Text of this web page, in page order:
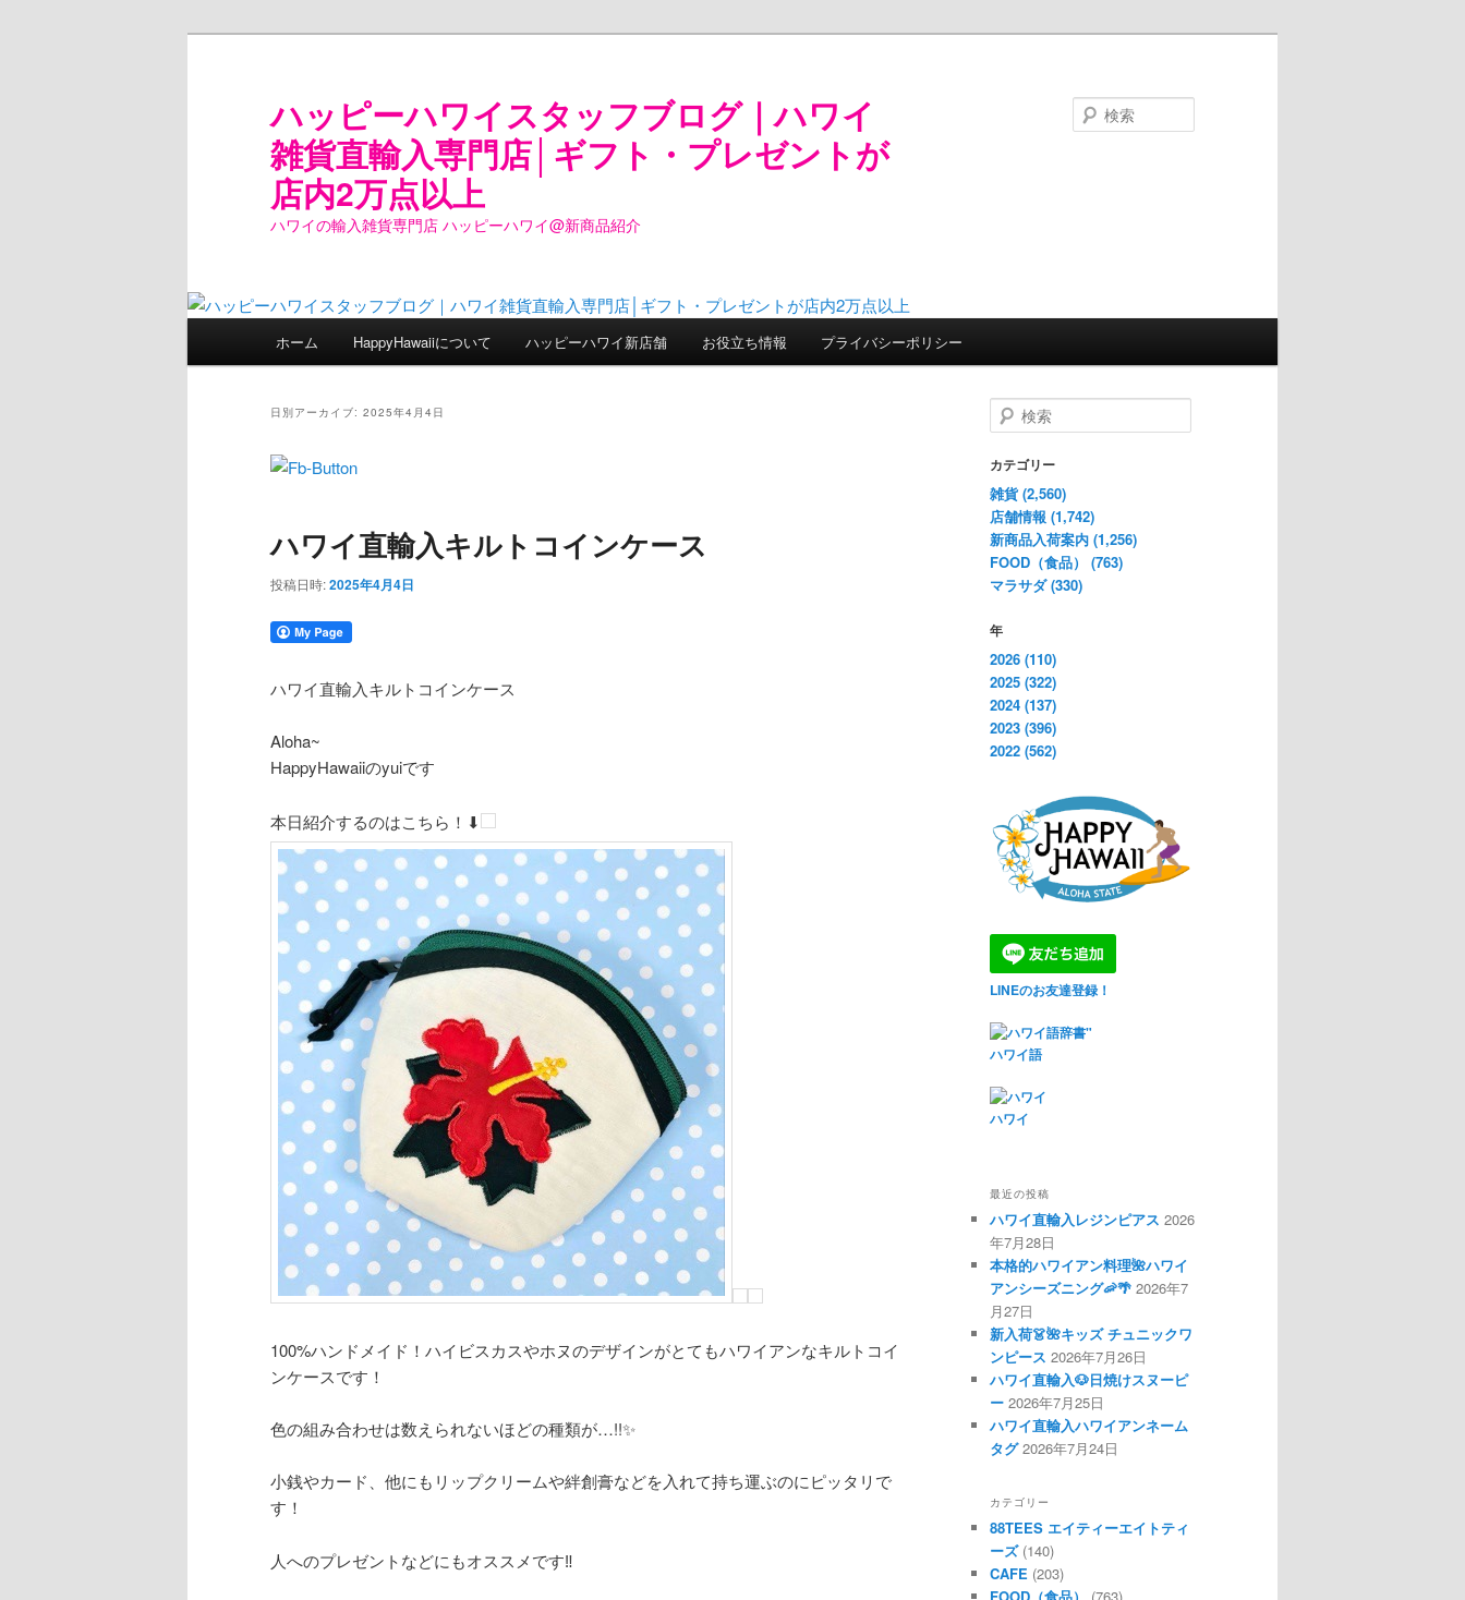
ハッピーハワイスタッフブログ｜ハワイ
雑貨直輸入専門店│ギフト・プレゼントが
店内2万点以上
ハワイの輸入雑貨専門店 ハッピーハワイ@新商品紹介
メ
ン
へ
移
動
サ
テ
移
動
ホーム HappyHawaiiについて ハッピーハワイ新店舗 お役立ち情報 プライバシーポリシー
日別アーカイブ: 2025年4月4日
ハワイ直輸入キルトコインケース
投稿日時:2025年4月4日
ハワイ直輸入キルトコインケース
Aloha~
HappyHawaiiのyuiです
本日紹介するのはこちら！⬇
100%ハンドメイド！ハイビスカスやホヌのデザインがとてもハワイアンなキルトコイ
ンケースです！‪
色の組み合わせは数えられないほどの種類が…!!✨
小銭やカード、他にもリップクリームや絆創膏などを入れて持ち運ぶのにピッタリで
す！
人へのプレゼントなどにもオススメです‼️
検
索
カテゴリー
雑貨 (2,560)
店舗情報 (1,742)
新商品入荷案内 (1,256)
FOOD（食品） (763)
マラサダ (330)
年
2026 (110)
2025 (322)
2024 (137)
2023 (396)
2022 (562)
LINEのお友達登録！
ハワイ語
ハワイ
最近の投稿
ハワイ直輸入レジンピアス 2026
年7月28日
本格的ハワイアン料理🌺ハワイ
アンシーズニング🦐🌴 2026年7
月27日
新入荷👗🌺キッズ チュニックワ
ンピース 2026年7月26日
ハワイ直輸入🐶日焼けスヌーピ
ー 2026年7月25日
ハワイ直輸入ハワイアンネーム
タグ 2026年7月24日
カテゴリー
88TEES エイティーエイトティ
ーズ(140)
CAFE (203)